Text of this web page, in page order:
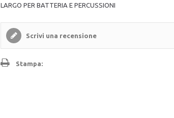
LARGO PER BATTERIA E PERCUSSIONI
Scrivi una recensione
Stampa: